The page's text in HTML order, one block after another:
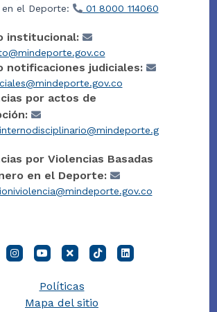
en el Deporte:
01 8000 114060
institucional:
notificaciones judiciales:
por actos de
por Violencias Basadas
en el Deporte:
Políticas
Mapa del sitio